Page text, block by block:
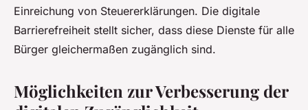
Einreichung von Steuererklärungen. Die digitale
Barrierefreiheit stellt sicher, dass diese Dienste für alle
Bürger gleichermaßen zugänglich sind.
Möglichkeiten zur Verbesserung der